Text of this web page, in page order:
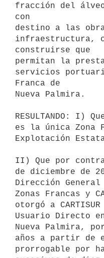
fracción del
con
destino a las
infraestructura,
construirse que
permitan la
servicios
Franca de
Nueva Palmira.
RESULTANDO: I)
es la única Zona
Explotación
II) Que por
de diciembre de
Dirección General
Zonas Francas y
otorgó a
Usuario Directo
Nueva Palmira,
años a partir de
prorrogable por